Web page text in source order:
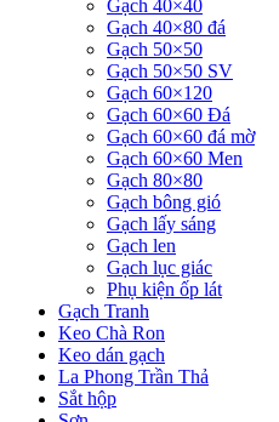
Gạch 40×40
Gạch 40×80 đá
Gạch 50×50
Gạch 50×50 SV
Gạch 60×120
Gạch 60×60 Đá
Gạch 60×60 đá mờ
Gạch 60×60 Men
Gạch 80×80
Gạch bông gió
Gạch lấy sáng
Gạch len
Gạch lục giác
Phụ kiện ốp lát
Gạch Tranh
Keo Chà Ron
Keo dán gạch
La Phong Trần Thả
Sắt hộp